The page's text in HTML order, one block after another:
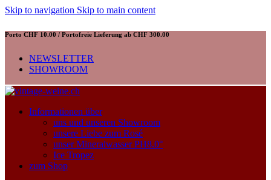
Skip to navigation Skip to main content
Porto CHF 10.00 / Portofreie Lieferung ab CHF 300.00
NEWSLETTER
SHOWROOM
Informationen über
uns und unseren Showroom
unsere Liebe zum Rosé
unser Mineralwasser PH8.0°
Ice Tropez
zum Shop